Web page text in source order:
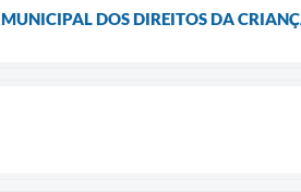
DOS DIREITOS DA